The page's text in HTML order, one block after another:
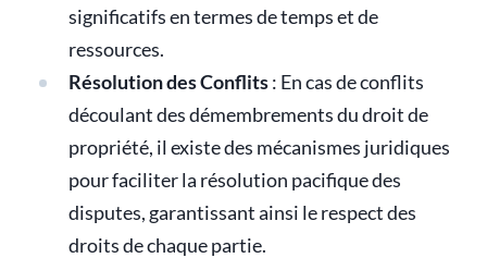
significatifs en termes de temps et de
ressources.
Résolution des Conflits: En cas de conflits
découlant des démembrements du droit de
propriété, il existe des mécanismes juridiques
pour faciliter la résolution pacifique des
disputes, garantissant ainsi le respect des
droits de chaque partie.